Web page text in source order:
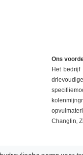
Ons
Het bedrijf
Changlin,